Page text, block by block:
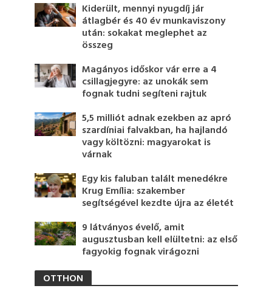
Kiderült, mennyi nyugdíj jár
átlagbér és 40 év munkaviszony
után: sokakat meglephet az
összeg
Magányos időskor vár erre a 4
csillagjegyre: az unokák sem
fognak tudni segíteni rajtuk
5,5 milliót adnak ezekben az apró
szardíniai falvakban, ha hajlandó
vagy költözni: magyarokat is
várnak
Egy kis faluban talált menedékre
Krug Emília: szakember
segítségével kezdte újra az életét
9 látványos évelő, amit
augusztusban kell elültetni: az első
fagyokig fognak virágozni
OTTHON